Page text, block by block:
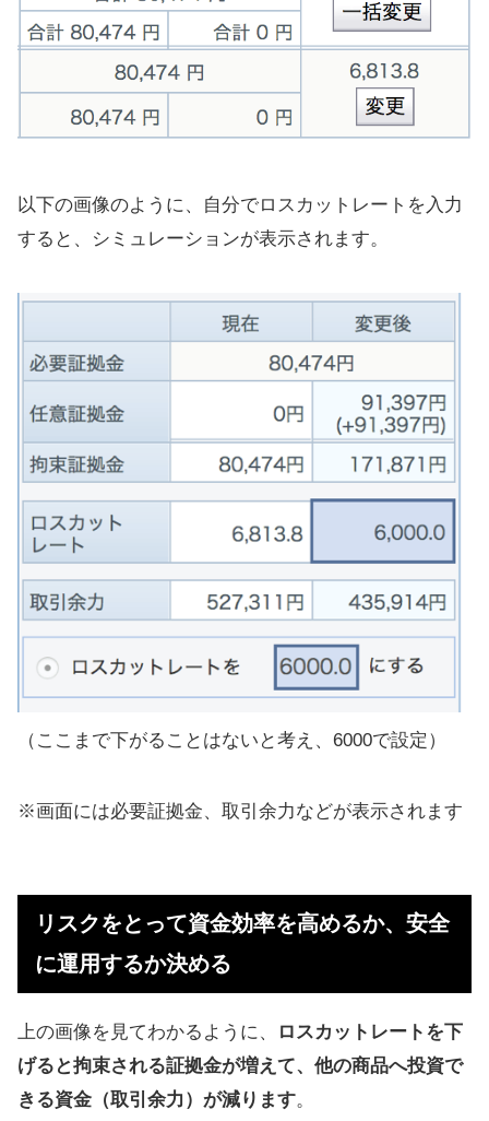
以下の画像のように、自分でロスカットレートを入力
すると、シミュレーションが表示されます。
（ここまで下がることはないと考え、6000で設定）
※画面には必要証拠金、取引余力などが表示されます
リスクをとって資金効率を高めるか、安全
に運用するか決める
上の画像を見てわかるように、
ロスカットレートを下
げると拘束される証拠金が増えて、他の商品へ投資で
きる資金（取引余力）が減ります。